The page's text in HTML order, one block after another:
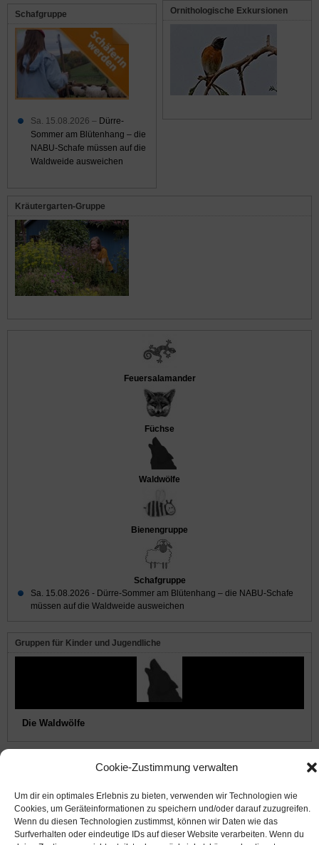
Cookie-Zustimmung verwalten
Um dir ein optimales Erlebnis zu bieten, verwenden wir Technologien wie
Cookies, um Geräteinformationen zu speichern und/oder darauf zuzugreifen.
Wenn du diesen Technologien zustimmst, können wir Daten wie das
Surfverhalten oder eindeutige IDs auf dieser Website verarbeiten. Wenn du
Ornithologische Exkursionen
Schafgruppe
Sa. 15.08.2026 – Dürre-
Sommer am Blütenhang – die
NABU-Schafe müssen auf die
Waldweide ausweichen
Kräutergarten-Gruppe
Feuersalamander
Füchse
Waldwölfe
Bienengruppe
Schafgruppe
Sa. 15.08.2026 - Dürre-Sommer am Blütenhang – die NABU-Schafe
müssen auf die Waldweide ausweichen
Gruppen für Kinder und Jugendliche
Die Waldwölfe
Suffusion theme by Sayontan Sinha